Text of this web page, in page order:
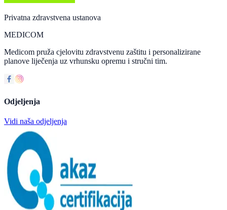
Privatna zdravstvena ustanova
MEDICOM
Medicom pruža cjelovitu zdravstvenu zaštitu i personalizirane
planove liječenja uz vrhunsku opremu i stručni tim.
Odjeljenja
Vidi naša odjeljenja